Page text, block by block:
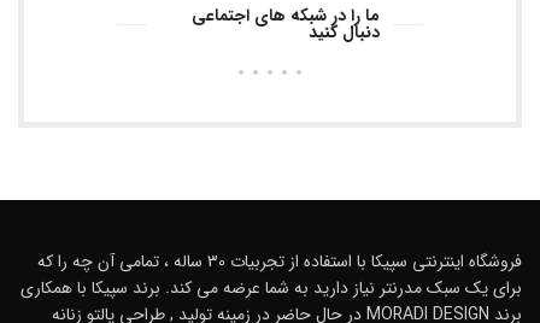
ما را در شبکه های اجتماعی
دنبال کنید
فروشگاه اینترنتی سپیکا با استفاده از تجربیات 30 ساله ، تمامی آن چه را که
برای یک سبک مدرنتر نیاز دارید به شما عرضه می کند. برند سپیکا با همکاری
برند MORADI DESIGN در حال حاضر در زمینه تولید , طراحی پالتو زنانه